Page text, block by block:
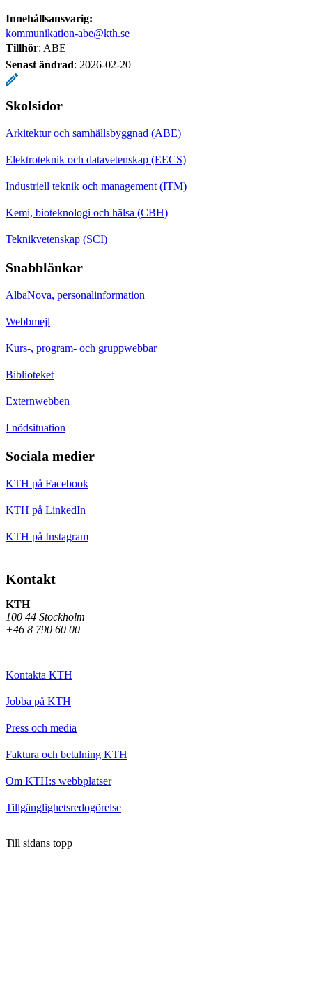
Innehållsansvarig:
kommunikation-abe@kth.se
Tillhör: ABE
Senast ändrad: 2026-02-20
Skolsidor
Arkitektur och samhällsbyggnad (ABE)
Elektroteknik och datavetenskap (EECS)
Industriell teknik och management (ITM)
Kemi, bioteknologi och hälsa (CBH)
Teknikvetenskap (SCI)
Snabblänkar
AlbaNova, personalinformation
Webbmejl
Kurs-, program- och gruppwebbar
Biblioteket
Externwebben
I nödsituation
Sociala medier
KTH på Facebook
KTH på LinkedIn
KTH på Instagram
Kontakt
KTH
100 44 Stockholm
+46 8 790 60 00
Kontakta KTH
Jobba på KTH
Press och media
Faktura och betalning KTH
Om KTH:s webbplatser
Tillgänglighetsredogörelse
Till sidans topp